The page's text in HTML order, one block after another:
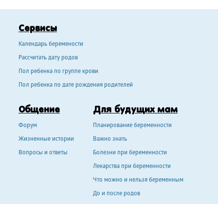
Сервисы
Календарь беремености
Рассчитать дату родов
Пол ребенка по группе крови
Пол ребенка по дате рождения родителей
Общение
Форум
Жизненные истории
Вопросы и ответы
Для будущих мам
Планирование беременности
Важно знать
Болезни при беременности
Лекарства при беременности
Что можно и нельзя беременным
До и после родов